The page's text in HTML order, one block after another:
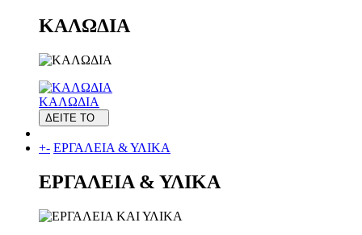
ΚΑΛΩΔΙΑ
ΚΑΛΩΔΙΑ
ΔΕΙΤΕ ΤΟ
+- ΕΡΓΑΛΕΙΑ & ΥΛΙΚΑ
ΕΡΓΑΛΕΙΑ & ΥΛΙΚΑ